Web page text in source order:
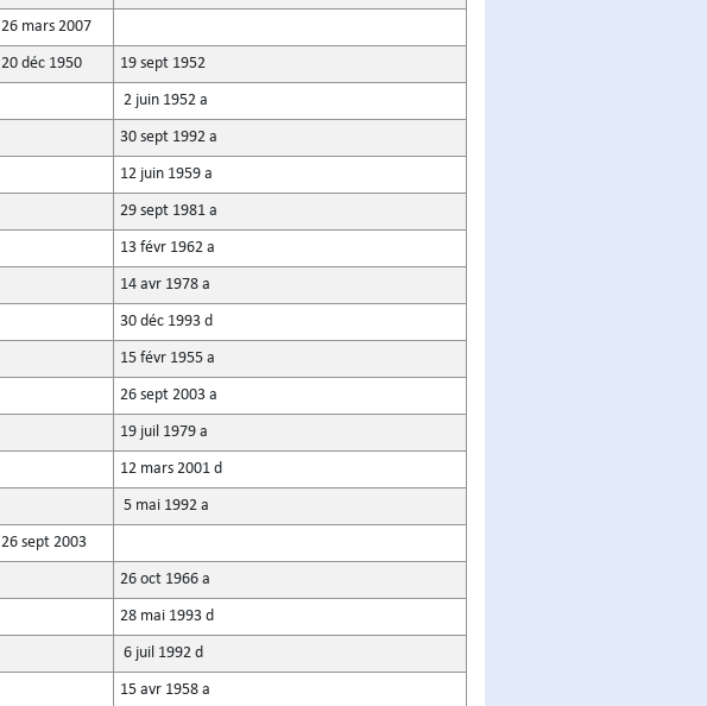
26 mars 2007
20 déc 1950 19 sept 1952
2 juin 1952 a
30 sept 1992 a
12 juin 1959 a
29 sept 1981 a
13 févr 1962 a
14 avr 1978 a
30 déc 1993 d
15 févr 1955 a
26 sept 2003 a
19 juil 1979 a
12 mars 2001 d
5 mai 1992 a
26 sept 2003
26 oct 1966 a
28 mai 1993 d
6 juil 1992 d
15 avr 1958 a